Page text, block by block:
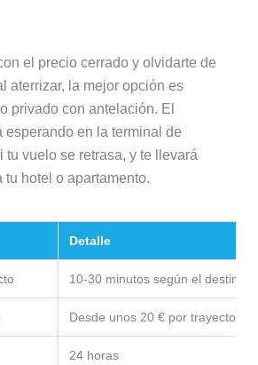
el precio cerrado y olvidarte de
aterrizar, la mejor opción es
privado con antelación. El
esperando en la terminal de
tu vuelo se retrasa, y te llevará
tu hotel o apartamento.
Detalle
10-30 minutos según el destino
Desde unos 20 € por trayecto y
24 horas